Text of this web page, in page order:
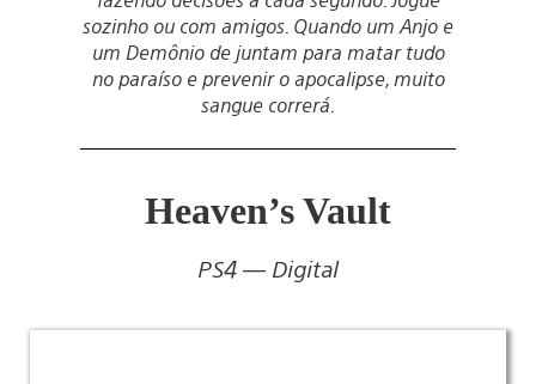
sozinho ou com amigos. Quando um Anjo e
um Demônio de juntam para matar tudo
no paraíso e prevenir o apocalipse, muito
sangue correrá.
Heaven’s Vault
PS4 — Digital